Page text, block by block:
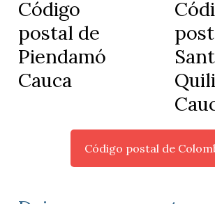
Código
postal de
Piendamó
Cauca
Código postal de